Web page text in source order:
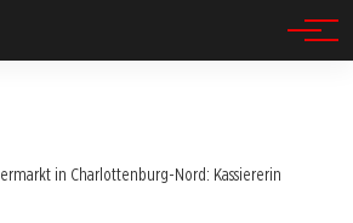
in Charlottenburg-Nord: Kassiererin